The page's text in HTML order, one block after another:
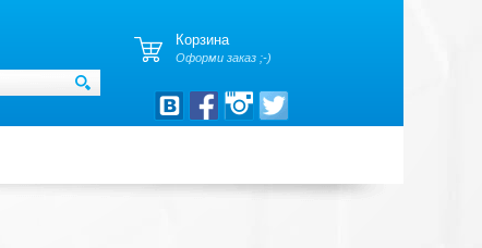
Корзина
Оформи заказ ;-)